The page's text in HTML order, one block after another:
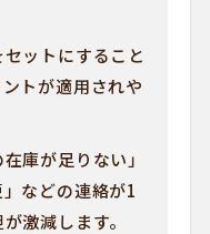
ットにすること
トが適用されや
在庫が足りない」
」などの連絡が1
激減します。